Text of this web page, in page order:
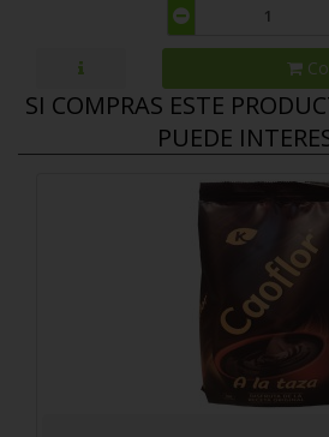
SI COMPRAS ESTE
PUEDE